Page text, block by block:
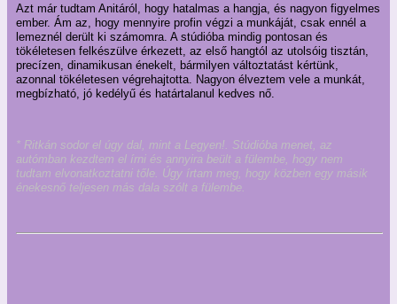
Azt már tudtam Anitáról, hogy hatalmas a hangja, és nagyon figyelmes
ember. Ám az, hogy mennyire profin végzi a munkáját, csak ennél a
lemeznél derült ki számomra. A stúdióba mindig pontosan és
tökéletesen felkészülve érkezett, az első hangtól az utolsóig tisztán,
precízen, dinamikusan énekelt, bármilyen változtatást kértünk,
azonnal tökéletesen végrehajtotta. Nagyon élveztem vele a munkát,
megbízható, jó kedélyű és határtalanul kedves nő.
* Ritkán sodor el úgy dal, mint a Legyen!. Stúdióba menet, az
autómban kezdtem el írni és annyira beült a fülembe, hogy nem
tudtam elvonatkoztatni tőle. Úgy írtam meg, hogy közben egy másik
énekesnő teljesen más dala szólt a fülembe.